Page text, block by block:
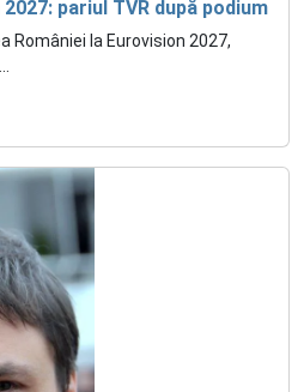
pariul TVR după podium
României la Eurovision 2027,